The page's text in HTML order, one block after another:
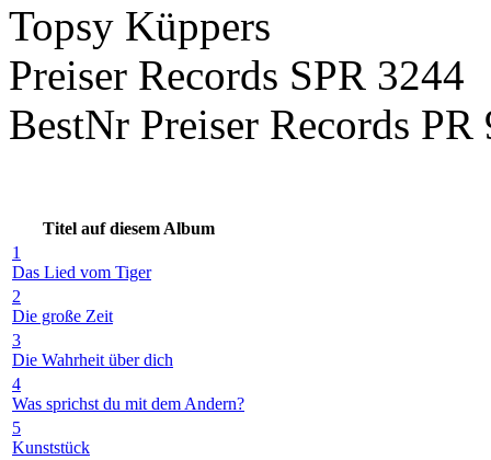
Topsy Küppers
Preiser Records SPR 3244
BestNr Preiser Records PR
Titel auf diesem Album
1
Das Lied vom Tiger
2
Die große Zeit
3
Die Wahrheit über dich
4
Was sprichst du mit dem Andern?
5
Kunststück